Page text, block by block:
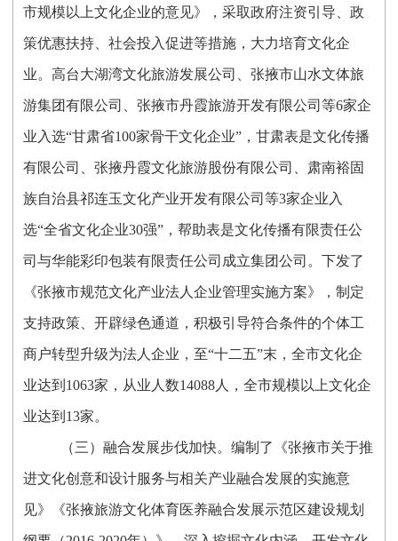
市规模以上文化企业的意见》，采取政府注资引导、政
策优惠扶持、社会投入促进等措施，大力培育文化企
业。高台大湖湾文化旅游发展公司、张掖市山水文体旅
游集团有限公司、张掖市丹霞旅游开发有限公司等6家企
业入选“甘肃省100家骨干文化企业”，甘肃表是文化传播
有限公司、张掖丹霞文化旅游股份有限公司、肃南裕固
族自治县祁连玉文化产业开发有限公司等3家企业入
选“全省文化企业30强”，帮助表是文化传播有限责任公
司与华能彩印包装有限责任公司成立集团公司。下发了
《张掖市规范文化产业法人企业管理实施方案》，制定
支持政策、开辟绿色通道，积极引导符合条件的个体工
商户转型升级为法人企业，至“十二五”末，全市文化企
业达到1063家，从业人数14088人，全市规模以上文化企
业达到13家。
（三）融合发展步伐加快。编制了《张掖市关于推
进文化创意和设计服务与相关产业融合发展的实施意
见》《张掖旅游文化体育医养融合发展示范区建设规划